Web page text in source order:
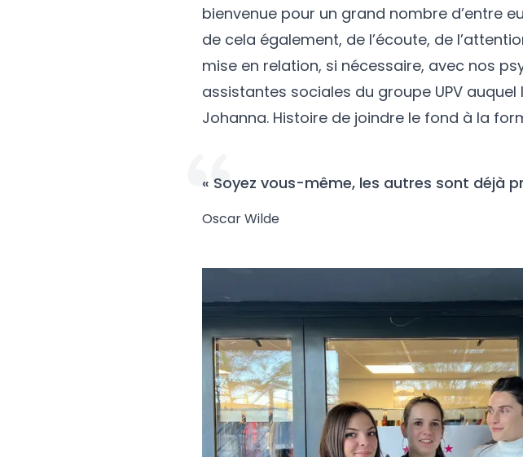
bienvenue pour un grand nombre d’entre
de cela également, de l’écoute, de
mise en relation, si nécessaire, avec nos
assistantes sociales du groupe UPV auquel
Johanna. Histoire de joindre le fond à la
« Soyez vous-même, les autres sont déjà
Oscar Wilde